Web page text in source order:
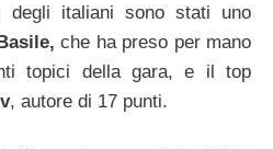
degli italiani sono stati uno
che ha preso per mano
topici della gara, e il top
, autore di 17 punti.